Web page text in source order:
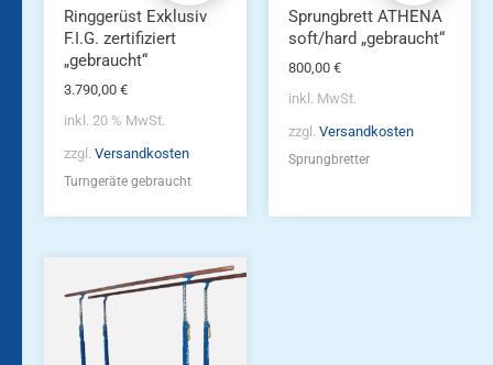
Ringgerüst Exklusiv
F.I.G. zertifiziert
„gebraucht“
3.790,00 €
inkl. 20 % MwSt.
zzgl. Versandkosten
Turngeräte gebraucht
Produktseite
gewählt
werden
Sprungbrett ATHENA
soft/hard „gebraucht“
800,00 €
inkl. MwSt.
zzgl. Versandkosten
Sprungbretter